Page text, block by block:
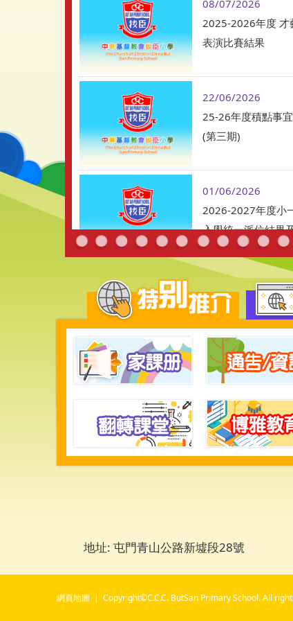
08/07/2026
2025-2026年度 才
表演比賽結果
22/06/2026
25-26年度積點事宜
(第三期)
01/06/2026
2026-2027年度小
入學統一派位結果
學生註冊須知
地址: 屯門青山公路新墟段28號
網頁地圖 | Copyright©C.C.C. ButSan Primary School. All